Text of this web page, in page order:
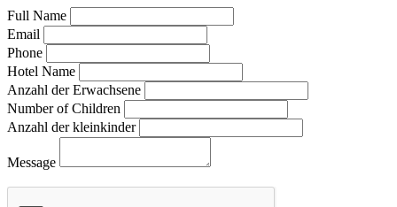
Full Name
Email
Phone
Hotel Name
Anzahl der Erwachsene
Number of Children
Anzahl der kleinkinder
Message